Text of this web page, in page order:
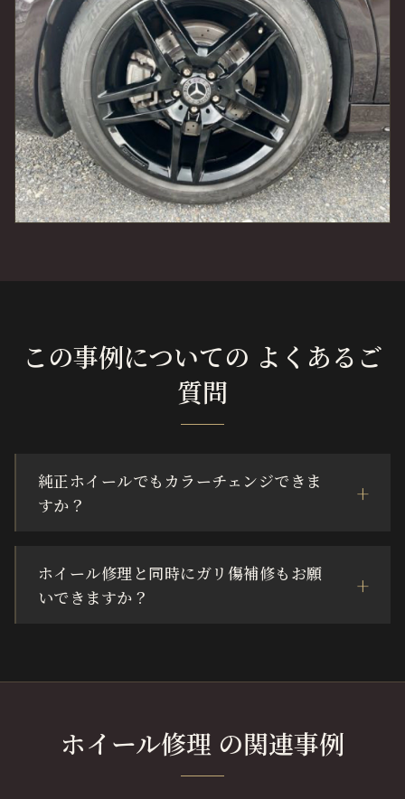
この事例についての よくあるご
質問
純正ホイールでもカラーチェンジできま
すか？
ホイール修理と同時にガリ傷補修もお願
いできますか？
ホイール修理 の関連事例